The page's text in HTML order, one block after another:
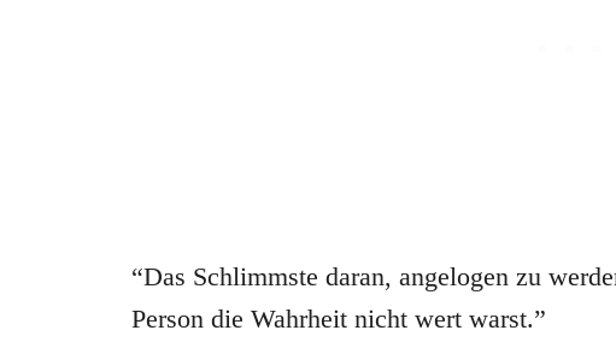
“Das Schlimmste daran, angelogen zu
Person die Wahrheit nicht wert warst.”